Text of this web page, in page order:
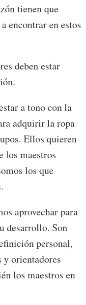
tienen que
encontrar en estos
deben estar
a tono con la
adquirir la ropa
Ellos quieren
los maestros
los que
aprovechar para
desarrollo. Son
personal,
y orientadores
los maestros en